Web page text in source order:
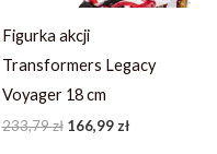
Figurka akcji
Transformers Legacy
Voyager 18 cm
233,79zł 166,99zł